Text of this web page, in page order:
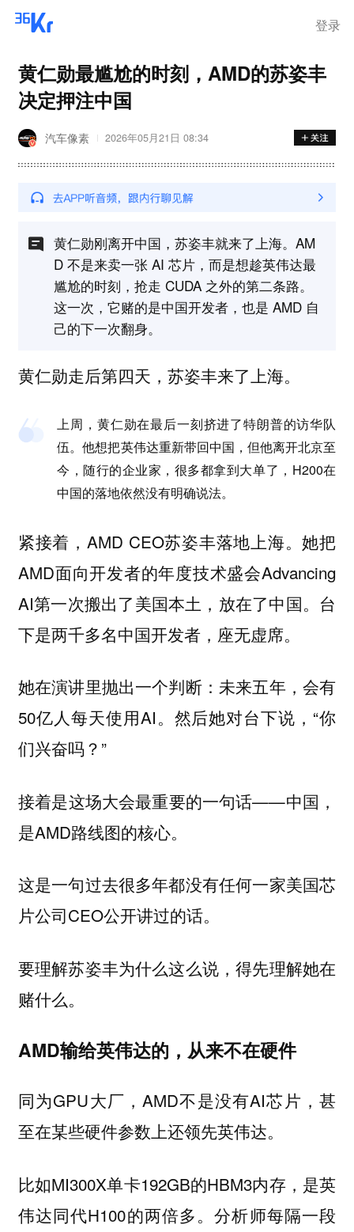
登录
黄仁勋最尴尬的时刻，AMD的苏姿丰
决定押注中国
汽车像素 2026年05月21日 08:34
黄仁勋刚离开中国，苏姿丰就来了上海。AM
D 不是来卖一张 AI 芯片，而是想趁英伟达最
尴尬的时刻，抢走 CUDA 之外的第二条路。
这一次，它赌的是中国开发者，也是 AMD 自
己的下一次翻身。
黄仁勋走后第四天，苏姿丰来了上海。
上周，黄仁勋在最后一刻挤进了特朗普的访华队
伍。他想把英伟达重新带回中国，但他离开北京至
今，随行的企业家，很多都拿到大单了，H200在
中国的落地依然没有明确说法。
紧接着，AMD CEO苏姿丰落地上海。她把
AMD面向开发者的年度技术盛会Advancing
AI第一次搬出了美国本土，放在了中国。台
下是两千多名中国开发者，座无虚席。
她在演讲里抛出一个判断：未来五年，会有
50亿人每天使用AI。然后她对台下说，“你
们兴奋吗？”
接着是这场大会最重要的一句话——中国，
是AMD路线图的核心。
这是一句过去很多年都没有任何一家美国芯
片公司CEO公开讲过的话。
要理解苏姿丰为什么这么说，得先理解她在
赌什么。
AMD输给英伟达的，从来不在硬件
同为GPU大厂，AMD不是没有AI芯片，甚
至在某些硬件参数上还领先英伟达。
比如MI300X单卡192GB的HBM3内存，是英
伟达同代H100的两倍多。分析师每隔一段